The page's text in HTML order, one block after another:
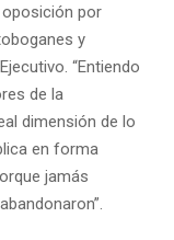
por
y
“Entiendo
de la
dimensión de lo
en forma
jamás